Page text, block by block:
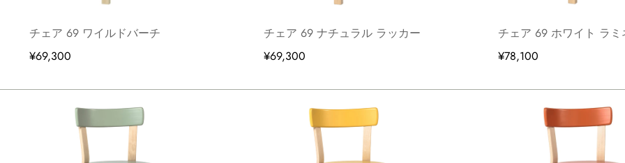
チェア 69 ワイルドバーチ
¥69,300
チェア 69 ナチュラル ラッカー
¥69,300
チェア 69 ホワイト ラミ
¥78,100